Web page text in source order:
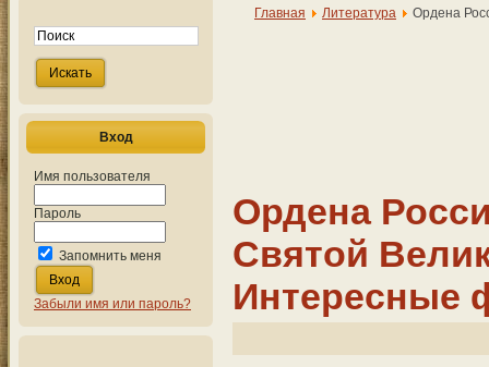
Вход
Имя пользователя
Пароль
Запомнить меня
Забыли имя или пароль?
Главная Литература Ордена
Ордена
Святой
Интересные